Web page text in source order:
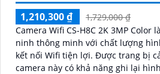
1,210,300 ₫
1,729,000 ₫
Camera Wifi CS-H8C 2K 3MP Color
ninh thông minh với chất lượng
kết nối Wifi tiện lợi. Được trang bị cảm biến 2K 3MP Color,
camera này có khả năng ghi lại